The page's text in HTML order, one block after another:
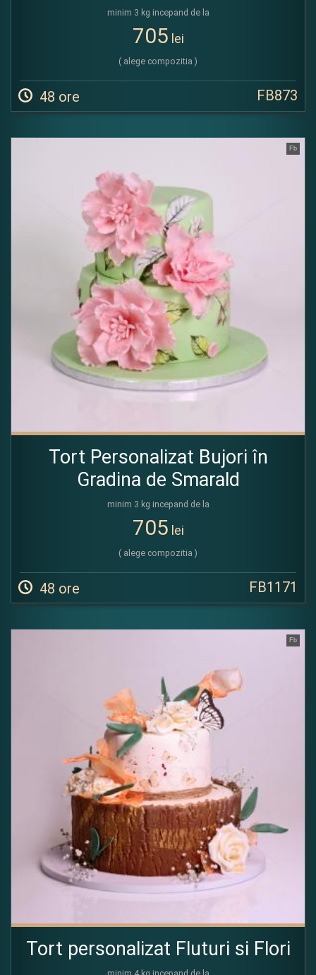
minim 3 kg incepand de la
705 lei
( alege compozitia )
48 ore FB873
Fb
Tort Personalizat Bujori în
Gradina de Smarald
minim 3 kg incepand de la
705 lei
( alege compozitia )
48 ore FB1171
Fb
Tort personalizat Fluturi si Flori